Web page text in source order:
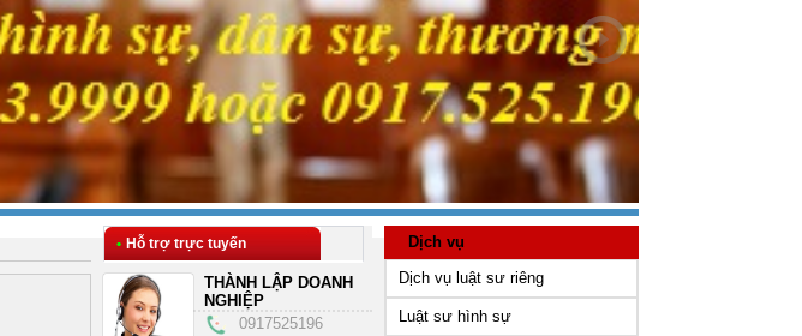
• Hỗ trợ trực tuyến
THÀNH LẬP DOANH
NGHIỆP
0917525196
Dịch vụ
Dịch vụ luật sư riêng
Luật sư hình sự